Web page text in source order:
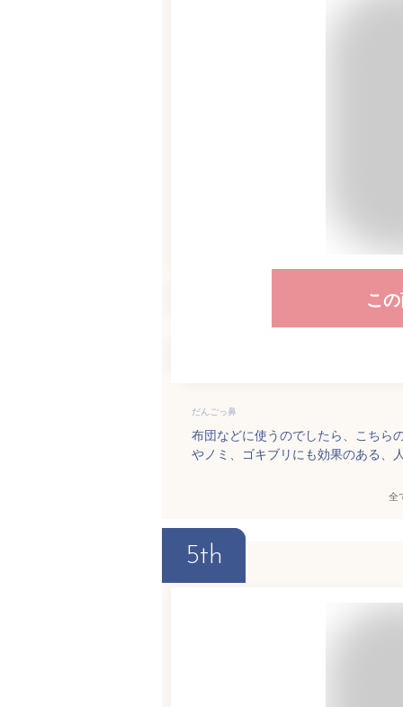
こ
だんごっ鼻
布団などに使うのでしたら、こちら
やノミ、ゴキブリにも効果のある、
全
5th